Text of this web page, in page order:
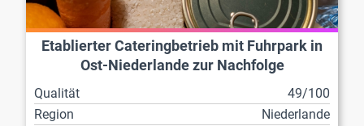
Etablierter Cateringbetrieb mit Fuhrpark in
Ost-Niederlande zur Nachfolge
Qualität
49/100
Region
Niederlande